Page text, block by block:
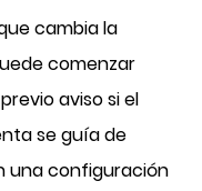
cambia la
comenzar
aviso si el
se guía de
una configuración